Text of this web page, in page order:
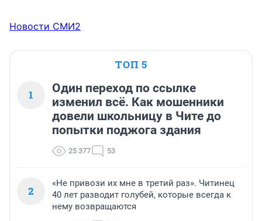
Новости СМИ2
ТОП 5
1
Один переход по ссылке
изменил всё. Как мошенники
довели школьницу в Чите до
попытки поджога здания
25 377 53
2
«Не привози их мне в третий раз». Читинец
40 лет разводит голубей, которые всегда к
нему возвращаются